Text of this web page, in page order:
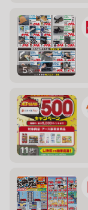
5枚
11枚